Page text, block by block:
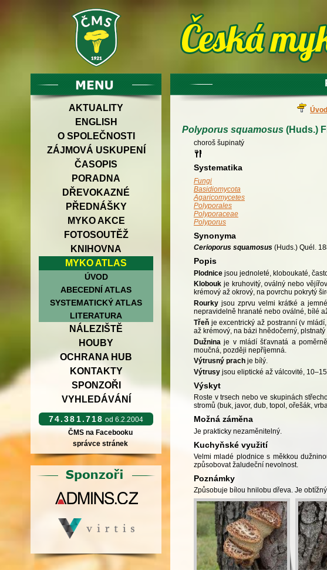
AKTUALITY
ENGLISH
O SPOLEČNOSTI
ZÁJMOVÁ USKUPENÍ
ČASOPIS
PORADNA
DŘEVOKAZNÉ
PŘEDNÁŠKY
MYKO AKCE
FOTOSOUTĚŽ
KNIHOVNA
MYKO ATLAS
ÚVOD
ABECEDNÍ ATLAS
SYSTEMATICKÝ ATLAS
LITERATURA
NÁLEZIŠTĚ
HOUBY
OCHRANA HUB
KONTAKTY
SPONZOŘI
VYHLEDÁVÁNÍ
74.381.718 od 6.2.2004
ČMS na Facebooku
správce stránek
Polyporus squamosus (Huds.)
choroš šupinatý
Systematika
Fungi
Basidiomycota
Agaricomycetes
Polyporales
Polyporaceae
Polyporus
Synonyma
Cerioporus squamosus (Huds.) Quél.
Popis
Plodnice jsou jednoleté, kloboukaté,
Klobouk je kruhovitý, oválný nebo
krémový až okrový, na povrchu pokrytý
Rourky jsou zprvu velmi krátké a
nepravidelně hranaté nebo oválné, bílé
Třeň je excentrický až postranní (v
až krémový, na bázi hnědočerný,
Dužnina je v mládí šťavnatá a
moučná, později nepříjemná.
Výtrusný prach je bílý.
Výtrusy jsou eliptické až válcovité,
Výskyt
Roste v trsech nebo ve skupinách
stromů (buk, javor, dub, topol, ořešák,
Možná záměna
Je prakticky nezaměnitelný.
Kuchyňské využití
Velmi mladé plodnice s měkkou
způsobovat žaludeční nevolnost.
Poznámky
Způsobuje bílou hnilobu dřeva. Je